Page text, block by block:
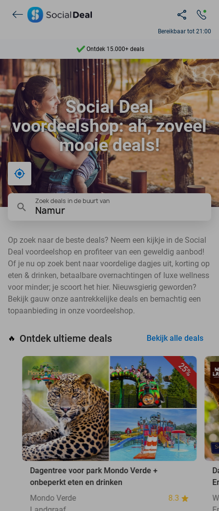
Bereikbaar tot 21:00
7 dagen per week beschikbaar
10+ miljoen leden
9,4
Ontdek 15.000+ deals
Social Deal
voordeelshop: ah, zoveel
mooie deals!
Bij mij in de buurt
Zoek deals in de buurt van
Namur
Op zoek naar de beste deals? Neem een kijkje in de Social
Deal voordeelshop en profiteer van een geweldig aanbod!
Of je nu op zoek bent naar voordelige dagjes uit, korting op
eten & drinken, betaalbare overnachtingen of luxe wellness
voor minder; je scoort het hier. Nieuwsgierig geworden?
Bekijk gauw onze aantrekkelijke deals en bemachtig een
topaanbieding in onze voordeelshop.
🔥 Ontdek ultieme deals Bekijk alle deals
25%
Dagentree voor park Mondo Verde +
onbeperkt eten en drinken
Mondo Verde
8.3